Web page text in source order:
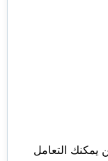
يمكنك التعامل